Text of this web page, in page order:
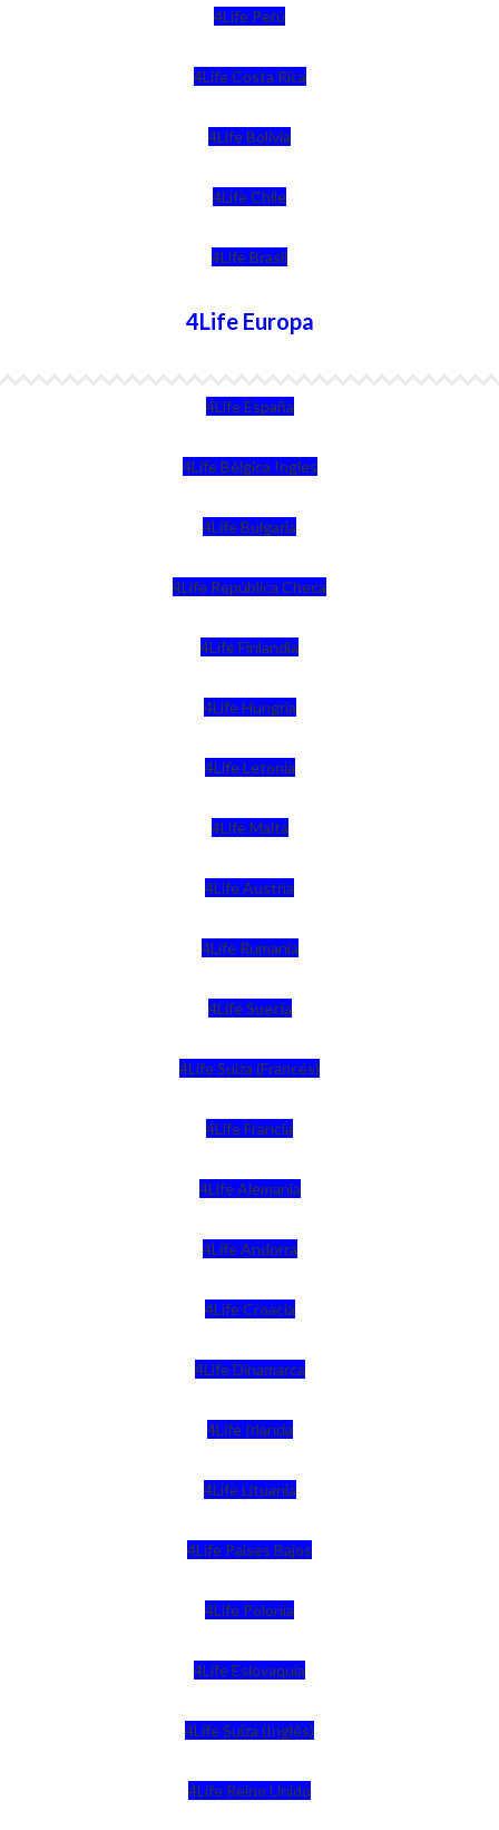
4Life Perú
4Life Costa Rica
4Life Bolivia
4Life Chile
4Life Brasil
4Life Europa
4Life España
4Life Bélgica Ingles
4Life Bulgaria
4Life República Checa
4Life Finlandia
4Life Hungria
4Life Letonia
4Life Malta
4Life Austria
4Life Rumania
4Life Suecia
4Life Suiza (Francés)
4Life Francia
4Life Alemania
4Life Andorra
4Life Croacia
4Life Dinamarca
4Life Irlanda
4Life Lituania
4Life Paises Bajos
4Life Polonia
4Life Eslovaquia
4Life Suiza (Inglés)
4Life Reino Unido